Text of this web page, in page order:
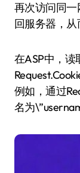
再次访问同一
回服务器，从
在ASP中，读
例如，通过
名为